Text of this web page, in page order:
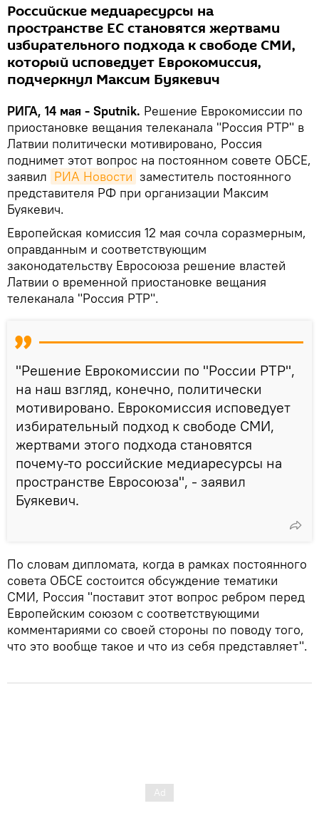
Российские медиаресурсы на
пространстве ЕС становятся жертвами
избирательного подхода к свободе СМИ,
который исповедует Еврокомиссия,
подчеркнул Максим Буякевич
РИГА, 14 мая - Sputnik. Решение Еврокомиссии по
приостановке вещания телеканала "Россия РТР" в
Латвии политически мотивировано, Россия
поднимет этот вопрос на постоянном совете ОБСЕ,
заявил РИА Новости заместитель постоянного
представителя РФ при организации Максим
Буякевич.
Европейская комиссия 12 мая сочла соразмерным,
оправданным и соответствующим
законодательству Евросоюза решение властей
Латвии о временной приостановке вещания
телеканала "Россия РТР".
"Решение Еврокомиссии по "России РТР",
на наш взгляд, конечно, политически
мотивировано. Еврокомиссия исповедует
избирательный подход к свободе СМИ,
жертвами этого подхода становятся
почему-то российские медиаресурсы на
пространстве Евросоюза", - заявил
Буякевич.
По словам дипломата, когда в рамках постоянного
совета ОБСЕ состоится обсуждение тематики
СМИ, Россия "поставит этот вопрос ребром перед
Европейским союзом с соответствующими
комментариями со своей стороны по поводу того,
что это вообще такое и что из себя представляет".